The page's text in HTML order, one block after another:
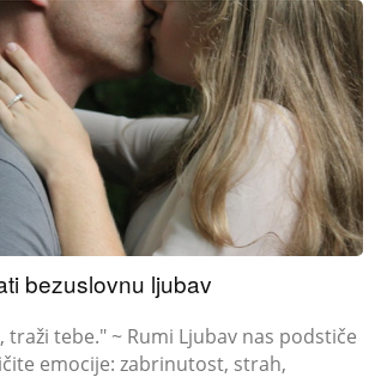
bezuslovnu ljubav
~ Rumi Ljubav nas podstiče
emocije: zabrinutost, strah,